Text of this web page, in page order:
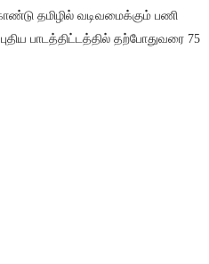
தமிழில் வடிவமைக்கும் பணி
பாடத்திட்டத்தில் தற்போதுவரை 75